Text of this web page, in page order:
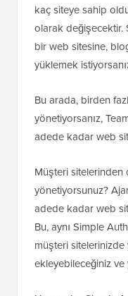
kaç siteye sahip
olarak değişecektir.
bir web sitesine,
yüklemek
Bu arada, birden
yönetiyorsanız,
adede kadar web
Müşteri
yönetiyorsunuz?
adede kadar web
Bu, aynı Simple
müşteri
ekleyebileceğiniz ve